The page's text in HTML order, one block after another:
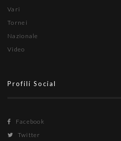
Vari
Tornei
Nazionale
Video
Profili Social
Facebook
Twitter